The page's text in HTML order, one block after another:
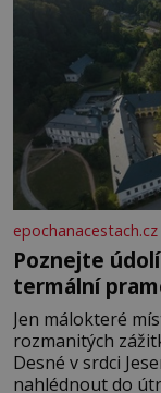
epochanacestach.cz
Poznejte
termální
Jen málokteré
rozmanitých
Desné v srdci
nahlédnout do